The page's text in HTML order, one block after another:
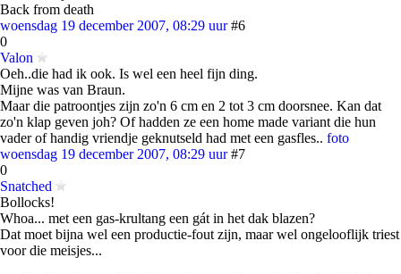
Back from death
woensdag 19 december 2007, 08:29 uur #6
0
Valon
Oeh..die had ik ook. Is wel een heel fijn ding.
Mijne was van Braun.
Maar die patroontjes zijn zo'n 6 cm en 2 tot 3 cm doorsnee. Kan dat
zo'n klap geven joh? Of hadden ze een home made variant die hun
vader of handig vriendje geknutseld had met een gasfles.. foto
woensdag 19 december 2007, 08:29 uur #7
0
Snatched
Bollocks!
Whoa... met een gas-krultang een gát in het dak blazen?
Dat moet bijna wel een productie-fout zijn, maar wel ongelooflijk triest
voor die meisjes...